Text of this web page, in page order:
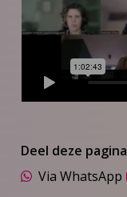
Deel deze pagina
Via WhatsApp